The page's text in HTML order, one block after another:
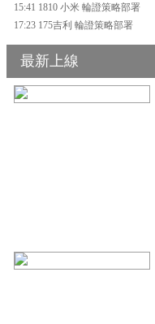
15:41 1810 小米 輪證策略部署
17:23 175吉利 輪證策略部署
最新上線